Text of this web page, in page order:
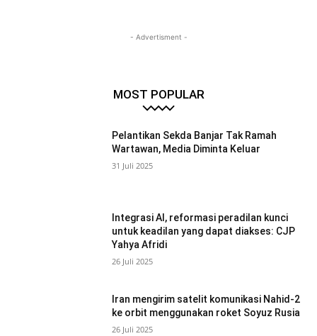
- Advertisment -
MOST POPULAR
Pelantikan Sekda Banjar Tak Ramah
Wartawan, Media Diminta Keluar
31 Juli 2025
Integrasi AI, reformasi peradilan kunci
untuk keadilan yang dapat diakses: CJP
Yahya Afridi
26 Juli 2025
Iran mengirim satelit komunikasi Nahid-2
ke orbit menggunakan roket Soyuz Rusia
26 Juli 2025